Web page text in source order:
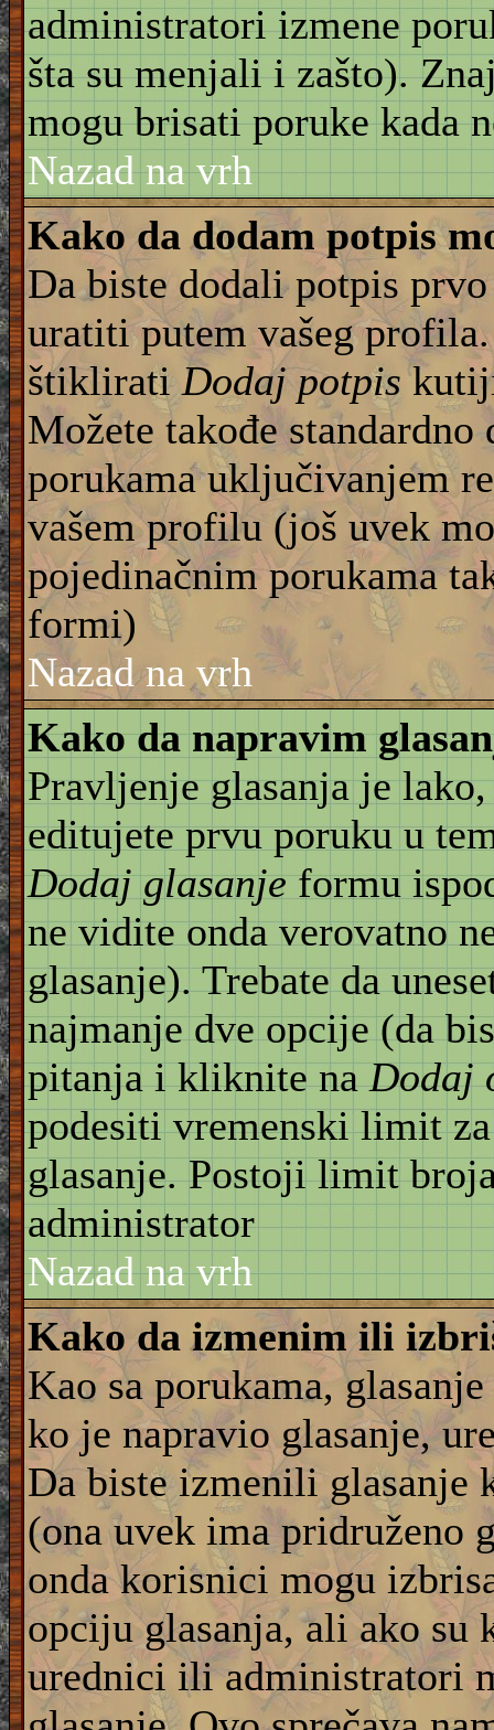
administratori izmene
šta su menjali i zašto).
mogu brisati poruke kada
Nazad na vrh
Kako da dodam potpis
Da biste dodali potpis
uratiti putem vašeg
štiklirati Dodaj potpis
Možete takođe
porukama uključivanjem
vašem profilu (još uvek
pojedinačnim porukama
formi)
Nazad na vrh
Kako da napravim
Pravljenje glasanja je
editujete prvu poruku u
Dodaj glasanjeformu
ne vidite onda verovatno
glasanje). Trebate da
najmanje dve opcije (da
pitanja i kliknite naDodaj
podesiti vremenski limit
glasanje. Postoji limit
administrator
Nazad na vrh
Kako da izmenim ili
Kao sa porukama,
ko je napravio glasanje,
Da biste izmenili glasanje
(ona uvek ima pridruženo
onda korisnici mogu
opciju glasanja, ali ako su
urednici ili administratori